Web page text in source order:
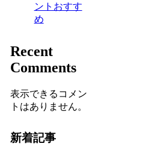
ントおすす
め
Recent
Comments
表示できるコメン
トはありません。
新着記事